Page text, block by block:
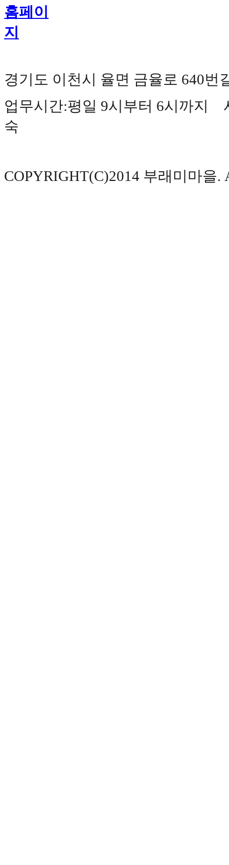
경기도 이천시 율면 금율로 640
업무시간:평일 9시부터 6시까지
숙
COPYRIGHT(C)2014 부래미마을.